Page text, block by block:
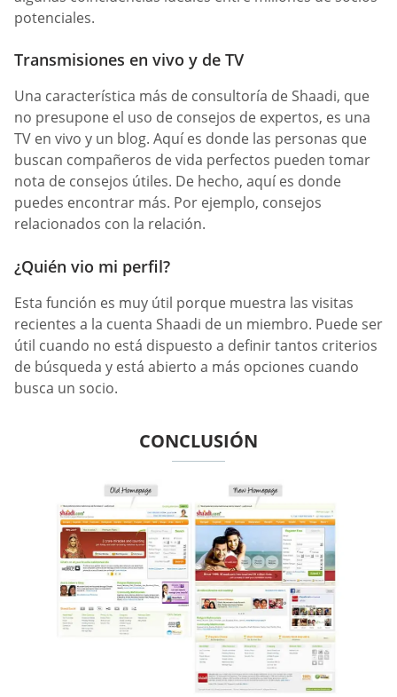
potenciales.
Transmisiones en vivo y de TV
Una característica más de consultoría de Shaadi, que
no presupone el uso de consejos de expertos, es una
TV en vivo y un blog. Aquí es donde las personas que
buscan compañeros de vida perfectos pueden tomar
nota de consejos útiles. De hecho, aquí es donde
puedes encontrar más. Por ejemplo, consejos
relacionados con la relación.
¿Quién vio mi perfil?
Esta función es muy útil porque muestra las visitas
recientes a la cuenta Shaadi de un miembro. Puede ser
útil cuando no está dispuesto a definir tantos criterios
de búsqueda y está abierto a más opciones cuando
busca un socio.
CONCLUSIÓN